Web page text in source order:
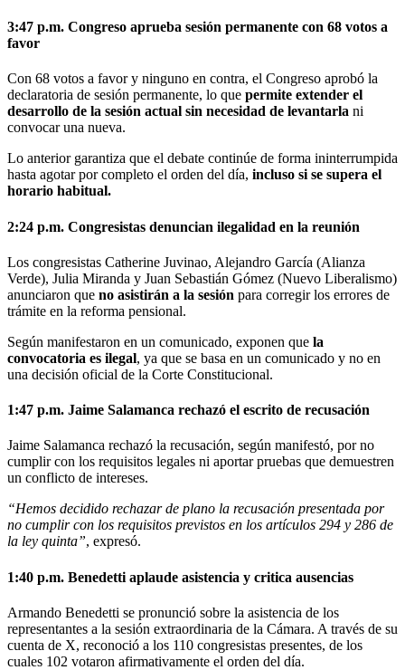
3:47 p.m. Congreso aprueba sesión permanente con 68 votos a
favor
Con 68 votos a favor y ninguno en contra, el Congreso aprobó la
declaratoria de sesión permanente, lo que permite extender el
desarrollo de la sesión actual sin necesidad de levantarla ni
convocar una nueva.
Lo anterior garantiza que el debate continúe de forma ininterrumpida
hasta agotar por completo el orden del día, incluso si se supera el
horario habitual.
2:24 p.m. Congresistas denuncian ilegalidad en la reunión
Los congresistas Catherine Juvinao, Alejandro García (Alianza
Verde), Julia Miranda y Juan Sebastián Gómez (Nuevo Liberalismo)
anunciaron que no asistirán a la sesión para corregir los errores de
trámite en la reforma pensional.
Según manifestaron en un comunicado, exponen que la
convocatoria es ilegal, ya que se basa en un comunicado y no en
una decisión oficial de la Corte Constitucional.
1:47 p.m. Jaime Salamanca rechazó el escrito de recusación
Jaime Salamanca rechazó la recusación, según manifestó, por no
cumplir con los requisitos legales ni aportar pruebas que demuestren
un conflicto de intereses.
“Hemos decidido rechazar de plano la recusación presentada por
no cumplir con los requisitos previstos en los artículos 294 y 286 de
la ley quinta”, expresó.
1:40 p.m. Benedetti aplaude asistencia y critica ausencias
Armando Benedetti se pronunció sobre la asistencia de los
representantes a la sesión extraordinaria de la Cámara. A través de su
cuenta de X, reconoció a los 110 congresistas presentes, de los
cuales 102 votaron afirmativamente el orden del día.